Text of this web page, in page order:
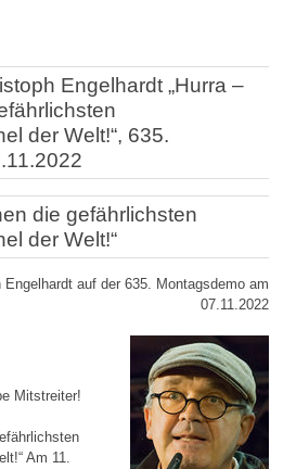
Engelhardt „Hurra –
der Welt!“, 635.
die gefährlichsten
der Welt!“
Engelhardt auf der 635. Montagsdemo am
07.11.2022
Mitstreiter!
Am 11.